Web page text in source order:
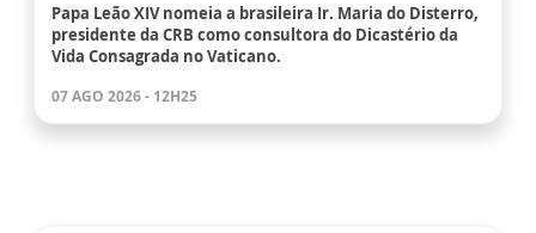
Papa Leão XIV nomeia a brasileira Ir. Maria do Disterro,
presidente da CRB como consultora do Dicastério da
Vida Consagrada no Vaticano.
07 AGO 2026 - 12H25